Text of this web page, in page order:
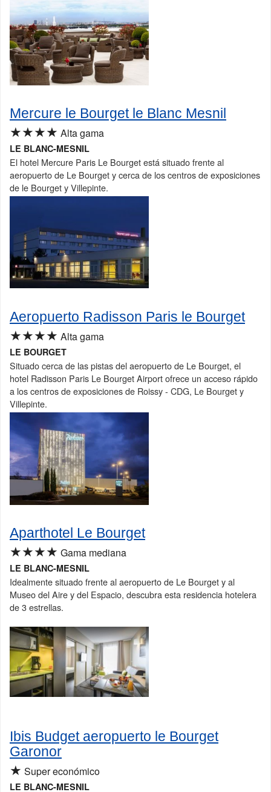
Mercure le Bourget le Blanc Mesnil
★★★★ Alta gama
LE BLANC-MESNIL
El hotel Mercure Paris Le Bourget está situado frente al
aeropuerto de Le Bourget y cerca de los centros de exposiciones
de le Bourget y Villepinte.
Aeropuerto Radisson Paris le Bourget
★★★★ Alta gama
LE BOURGET
Situado cerca de las pistas del aeropuerto de Le Bourget, el
hotel Radisson Paris Le Bourget Airport ofrece un acceso rápido
a los centros de exposiciones de Roissy - CDG, Le Bourget y
Villepinte.
Aparthotel Le Bourget
★★★★ Gama mediana
LE BLANC-MESNIL
Idealmente situado frente al aeropuerto de Le Bourget y al
Museo del Aire y del Espacio, descubra esta residencia hotelera
de 3 estrellas.
Ibis Budget aeropuerto le Bourget
Garonor
★ Super económico
LE BLANC-MESNIL